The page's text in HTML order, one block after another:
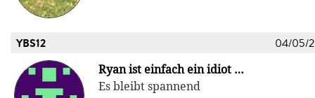
YBS12 04/05/
Ryan ist einfach ein idiot …
Es bleibt spannend